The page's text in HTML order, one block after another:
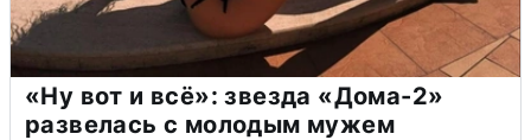
«Ну вот и всё»: звезда «Дома-2»
развелась с молодым мужем